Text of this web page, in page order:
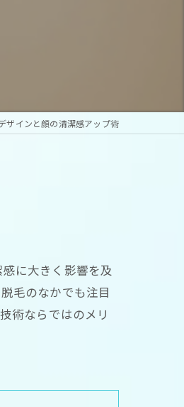
ザインと顔の清潔感アップ術
に大きく影響を及
毛のなかでも注目
術ならではのメリ